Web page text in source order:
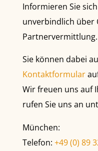
Informieren Sie
unverbindlich über
Partnervermittlung.
Sie können dabei
Kontaktformular
Wir freuen uns auf
rufen Sie uns an
München:
Telefon: +49 (0) 89